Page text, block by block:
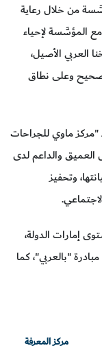
من خلال رعاية
المؤسَّسة لإحياء
العربي الأصيل،
صحيح وعلى نطاق
"مركز ماوي للجراحات
العميق والداعم لدى
وتحفيز
إمارات الدولة،
"بالعربي"، كما
مركز المعرفة